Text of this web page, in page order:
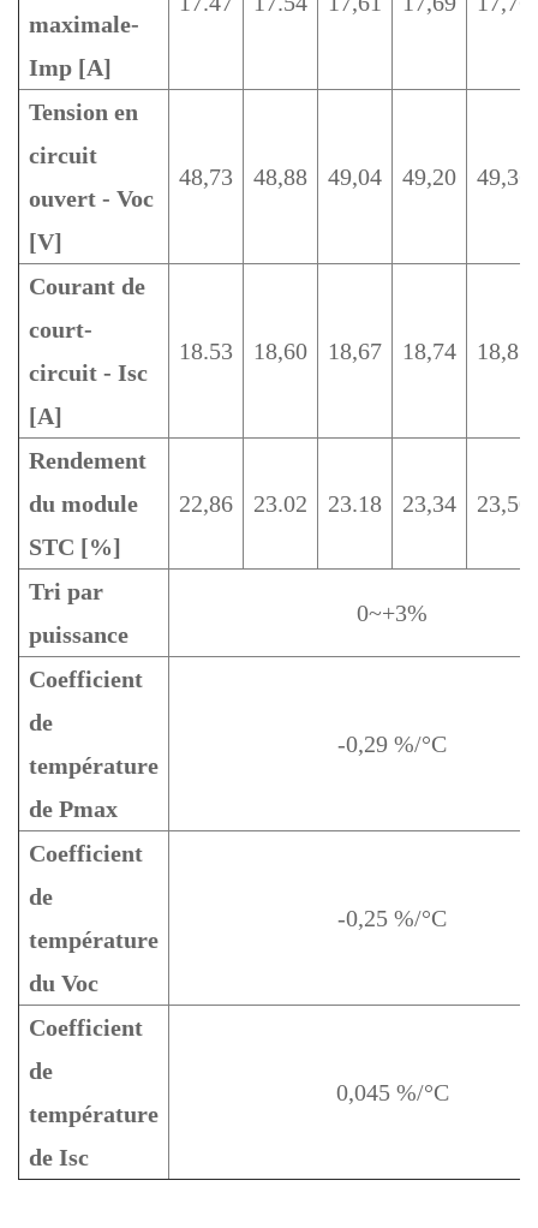
maximale-
Imp [A]
Tension en
circuit
ouvert - Voc
[V]
48,73 48,88 49,04 49,20 49,36
Courant de
court-
circuit - Isc
[A]
18.53 18,60 18,67 18,74 18,81
Rendement
du module
STC [%]
22,86 23.02 23.18 23,34 23,50
Tri par
puissance
0~+3%
Coefficient
de
température
de Pmax
-0,29 %/°C
Coefficient
de
température
du Voc
-0,25 %/°C
Coefficient
de
température
de Isc
0,045 %/°C